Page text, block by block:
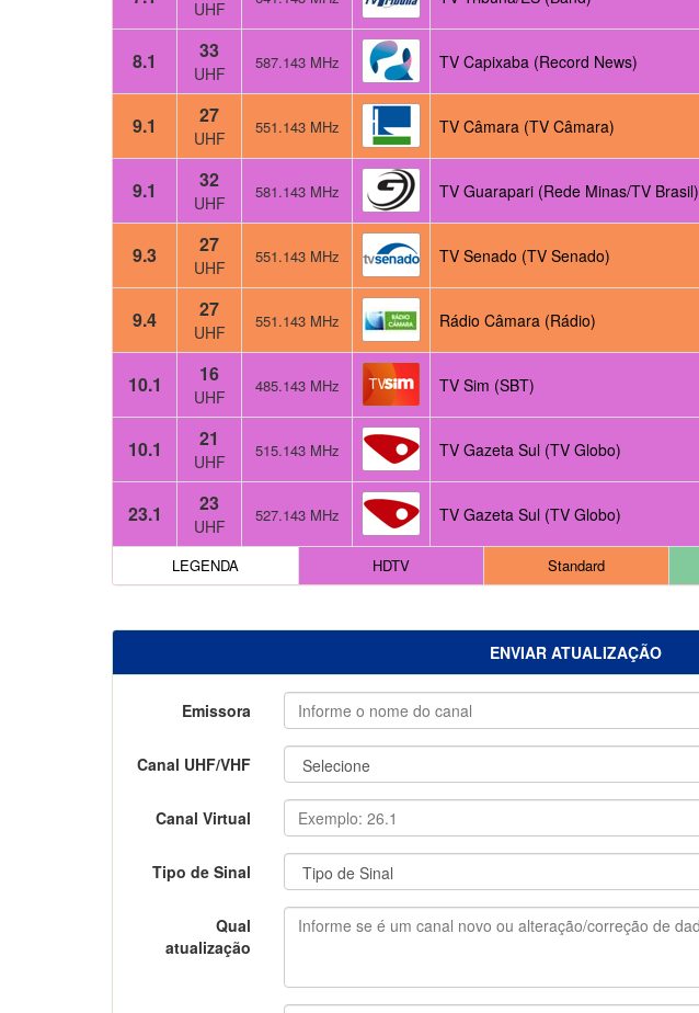
UHF
8.1 33
UHF
587.143 MHz TV Capixaba (Record News)
9.1 27
UHF
551.143 MHz TV Câmara (TV Câmara)
9.1 32
UHF
581.143 MHz TV Guarapari (Rede Minas/TV Brasil)
9.3 27
UHF
551.143 MHz TV Senado (TV Senado)
9.4 27
UHF
551.143 MHz Rádio Câmara (Rádio)
10.1 16
UHF
485.143 MHz TV Sim (SBT)
10.1 21
UHF
515.143 MHz TV Gazeta Sul (TV Globo)
23.1 23
UHF
527.143 MHz TV Gazeta Sul (TV Globo)
LEGENDA HDTV Standard
ENVIAR ATUALIZAÇÃO
Emissora
Canal UHF/VHF
Canal Virtual
Tipo de Sinal
Qual
atualização